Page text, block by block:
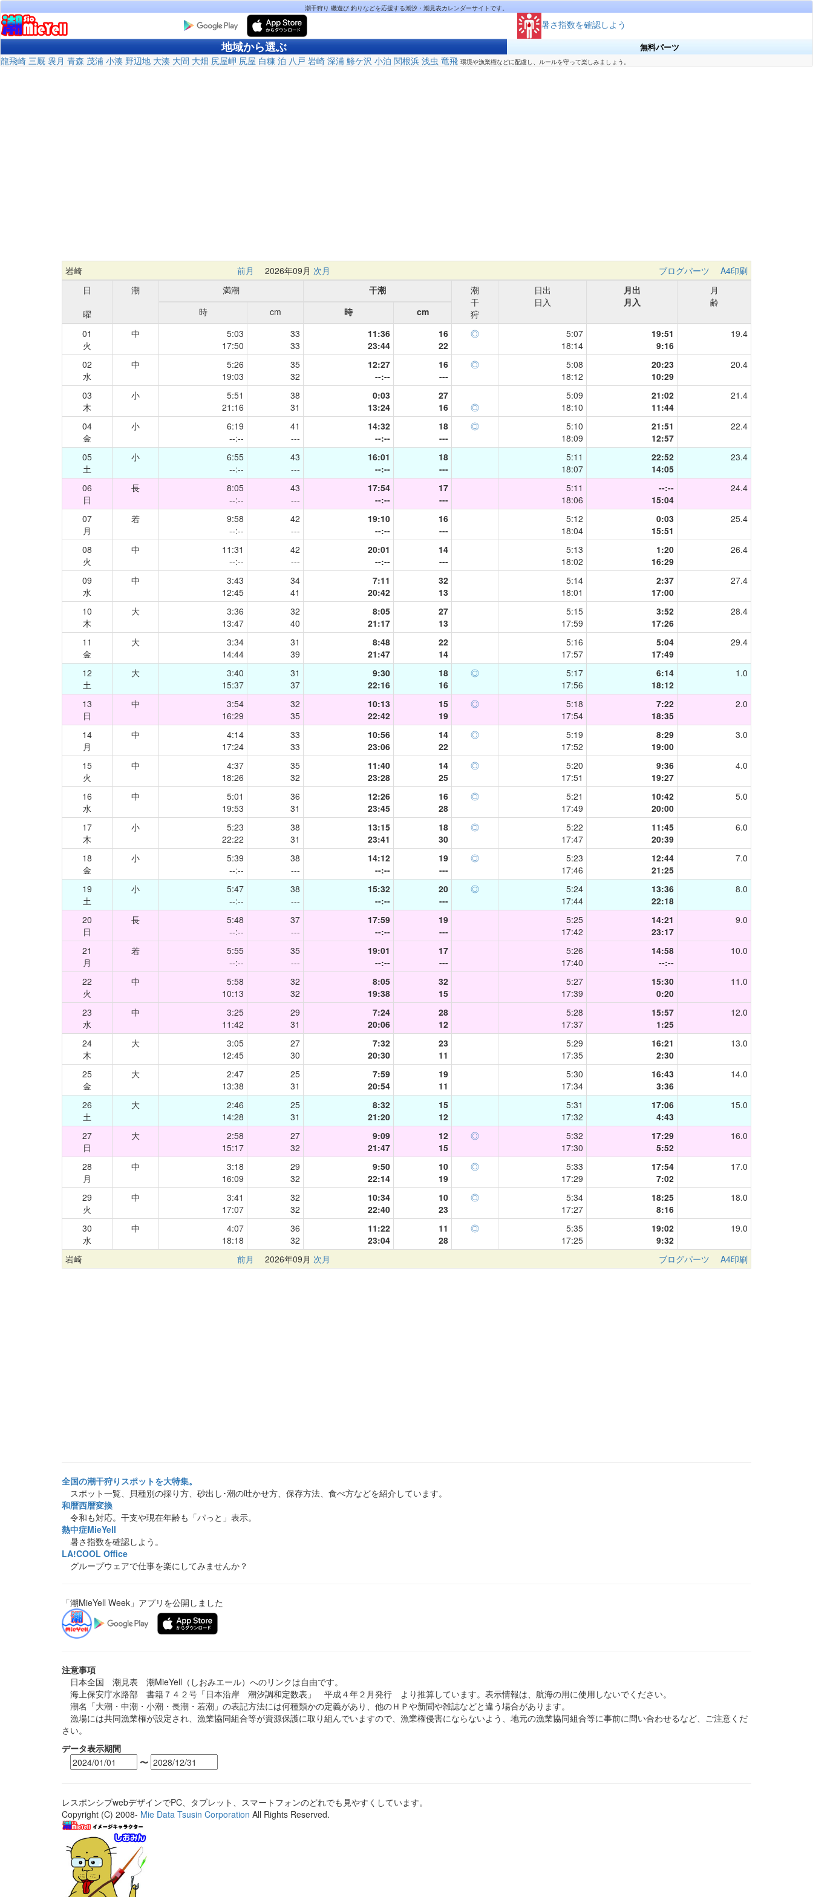
潮干狩り 磯遊び 釣りなどを応援する潮汐・潮見表カレンダーサイトです。
暑さ指数を確認しよう
地域から選ぶ 無料パーツ
龍飛崎 三厩 袰月 青森 茂浦 小湊 野辺地 大湊 大間 大畑 尻屋岬 尻屋 白糠 泊 八戸 岩崎 深浦 鯵ケ沢 小泊 関根浜 浅虫 竜飛 環境や漁業権などに配慮し、ルールを守って楽しみましょう。
岩崎 前月 2026年09月 次月 ブログパーツ
A4印刷
日
曜
潮 満潮 干潮
潮
干
狩
日出
日入
月出
月入
月
齢
時
cm 時
cm
01
火
中
5:03
17:50
33
33
11:36
23:44
16
22
◎
5:07
18:14
19:51
9:16
19.4
02
水
中
5:26
19:03
35
32
12:27
--:--
16
---
◎
5:08
18:12
20:23
10:29
20.4
03
木
小
5:51
21:16
38
31
0:03
13:24
27
16
◎
5:09
18:10
21:02
11:44
21.4
04
金
小
6:19
--:--
41
---
14:32
--:--
18
---
◎
5:10
18:09
21:51
12:57
22.4
05
土
小
6:55
--:--
43
---
16:01
--:--
18
---
5:11
18:07
22:52
14:05
23.4
06
日
長
8:05
--:--
43
---
17:54
--:--
17
---
5:11
18:06
--:--
15:04
24.4
07
月
若
9:58
--:--
42
---
19:10
--:--
16
---
5:12
18:04
0:03
15:51
25.4
08
火
中
11:31
--:--
42
---
20:01
--:--
14
---
5:13
18:02
1:20
16:29
26.4
09
水
中
3:43
12:45
34
41
7:11
20:42
32
13
5:14
18:01
2:37
17:00
27.4
10
木
大
3:36
13:47
32
40
8:05
21:17
27
13
5:15
17:59
3:52
17:26
28.4
11
金
大
3:34
14:44
31
39
8:48
21:47
22
14
5:16
17:57
5:04
17:49
29.4
12
土
大
3:40
15:37
31
37
9:30
22:16
18
16
◎
5:17
17:56
6:14
18:12
1.0
13
日
中
3:54
16:29
32
35
10:13
22:42
15
19
◎
5:18
17:54
7:22
18:35
2.0
14
月
中
4:14
17:24
33
33
10:56
23:06
14
22
◎
5:19
17:52
8:29
19:00
3.0
15
火
中
4:37
18:26
35
32
11:40
23:28
14
25
◎
5:20
17:51
9:36
19:27
4.0
16
水
中
5:01
19:53
36
31
12:26
23:45
16
28
◎
5:21
17:49
10:42
20:00
5.0
17
木
小
5:23
22:22
38
31
13:15
23:41
18
30
◎
5:22
17:47
11:45
20:39
6.0
18
金
小
5:39
--:--
38
---
14:12
--:--
19
---
◎
5:23
17:46
12:44
21:25
7.0
19
土
小
5:47
--:--
38
---
15:32
--:--
20
---
◎
5:24
17:44
13:36
22:18
8.0
20
日
長
5:48
--:--
37
---
17:59
--:--
19
---
5:25
17:42
14:21
23:17
9.0
21
月
若
5:55
--:--
35
---
19:01
--:--
17
---
5:26
17:40
14:58
--:--
10.0
22
火
中
5:58
10:13
32
32
8:05
19:38
32
15
5:27
17:39
15:30
0:20
11.0
23
水
中
3:25
11:42
29
31
7:24
20:06
28
12
5:28
17:37
15:57
1:25
12.0
24
木
大
3:05
12:45
27
30
7:32
20:30
23
11
5:29
17:35
16:21
2:30
13.0
25
金
大
2:47
13:38
25
31
7:59
20:54
19
11
5:30
17:34
16:43
3:36
14.0
26
土
大
2:46
14:28
25
31
8:32
21:20
15
12
5:31
17:32
17:06
4:43
15.0
27
日
大
2:58
15:17
27
32
9:09
21:47
12
15
◎
5:32
17:30
17:29
5:52
16.0
28
月
中
3:18
16:09
29
32
9:50
22:14
10
19
◎
5:33
17:29
17:54
7:02
17.0
29
火
中
3:41
17:07
32
32
10:34
22:40
10
23
◎
5:34
17:27
18:25
8:16
18.0
30
水
中
4:07
18:18
36
32
11:22
23:04
11
28
◎
5:35
17:25
19:02
9:32
19.0
岩崎 前月 2026年09月 次月 ブログパーツ A4印刷
全国の潮干狩りスポットを大特集。
スポット一覧、貝種別の採り方、砂出し･潮の吐かせ方、保存方法、食べ方などを紹介しています。
和暦西暦変換
令和も対応。干支や現在年齢も「パっと」表示。
熱中症MieYell
暑さ指数を確認しよう。
LA!COOL Office
グループウェアで仕事を楽にしてみませんか？
「潮MieYell Week」アプリを公開しました
注意事項
日本全国 潮見表 潮MieYell（しおみエール）へのリンクは自由です。
海上保安庁水路部 書籍７４２号「日本沿岸 潮汐調和定数表」 平成４年２月発行 より推算しています。表示情報は、航海の用に使用しないでください。
潮名「大潮・中潮・小潮・長潮・若潮」の表記方法には何種類かの定義があり、他のＨＰや新聞や雑誌などと違う場合があります。
漁場には共同漁業権が設定され、漁業協同組合等が資源保護に取り組んでいますので、漁業権侵害にならないよう、地元の漁業協同組合等に事前に問い合わせるなど、ご注意くだ
さい。
データ表示期間
〜
レスポンシブwebデザインでPC、タブレット、スマートフォンのどれでも見やすくしています。
Copyright (C) 2008- Mie Data Tsusin Corporation All Rights Reserved.